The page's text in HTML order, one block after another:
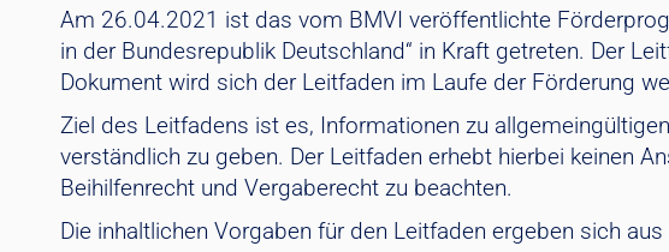
Am 26.04.2021 ist das vom BMVI veröffentlichte
in der Bundesrepublik Deutschland“ in Kraft getreten. Der
Dokument wird sich der Leitfaden im Laufe der Förderung
Ziel des Leitfadens ist es, Informationen zu
verständlich zu geben. Der Leitfaden erhebt hierbei keinen
Beihilfenrecht und Vergaberecht zu beachten.
Die inhaltlichen Vorgaben für den Leitfaden ergeben sich